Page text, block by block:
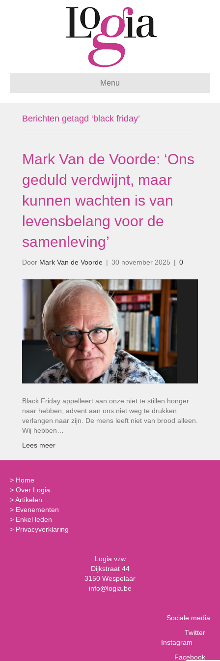
Menu
Berichten getagd ‘black friday’
Mark Van de Voorde: ‘Ons
geduld verdwijnt, maar
kunnen wachten is van
levensbelang voor de
samenleving’
Door Mark Van de Voorde | 30 november 2025 | 0
Black Friday appelleert aan onze niet te stillen honger
naar hebben, advent aan ons niet weg te drukken
verlangen naar zijn. De mens leeft niet van brood alleen.
Wij hebben…
Lees meer
> Home
> Over Logia
>Artikelen
> Evenementen
> Enkel leden
> Privacyverklaring
Logia vzw
Dijkstraat 44
3150 Wespelaar
info@logia.be
Sociale media
Twitter
Instagram
Facebook